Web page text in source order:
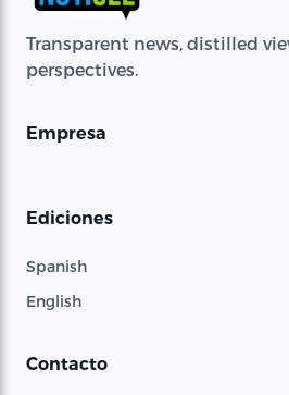
Transparent news, distilled
perspectives.
Empresa
Ediciones
Spanish
English
Contacto